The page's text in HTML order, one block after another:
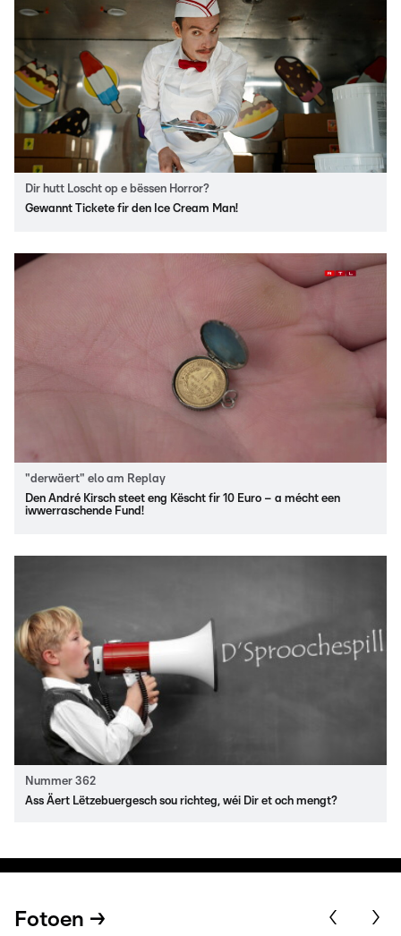
Dir hutt Loscht op e bëssen Horror?
Gewannt Tickete fir den Ice Cream Man!
"derwäert" elo am Replay
Den André Kirsch steet eng Këscht fir 10 Euro – a mécht een
iwwerraschende Fund!
Nummer 362
Ass Äert Lëtzebuergesch sou richteg, wéi Dir et och mengt?
Fotoen →